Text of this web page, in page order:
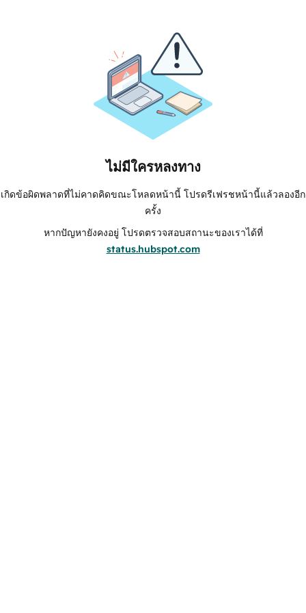
ไม่มีใครหลงทาง
เกิดข้อผิดพลาดที่ไม่คาดคิดขณะโหลดหน้านี้ โปรดรีเฟรชหน้านี้แล้วลองอีก
ครั้ง
หากปัญหายังคงอยู่ โปรดตรวจสอบสถานะของเราได้ที่
status.hubspot.com